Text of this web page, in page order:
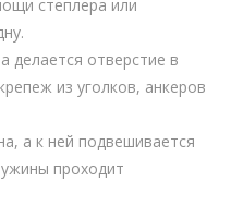
степлера или
отверстие в
из уголков, анкеров
а к ней подвешивается
проходит